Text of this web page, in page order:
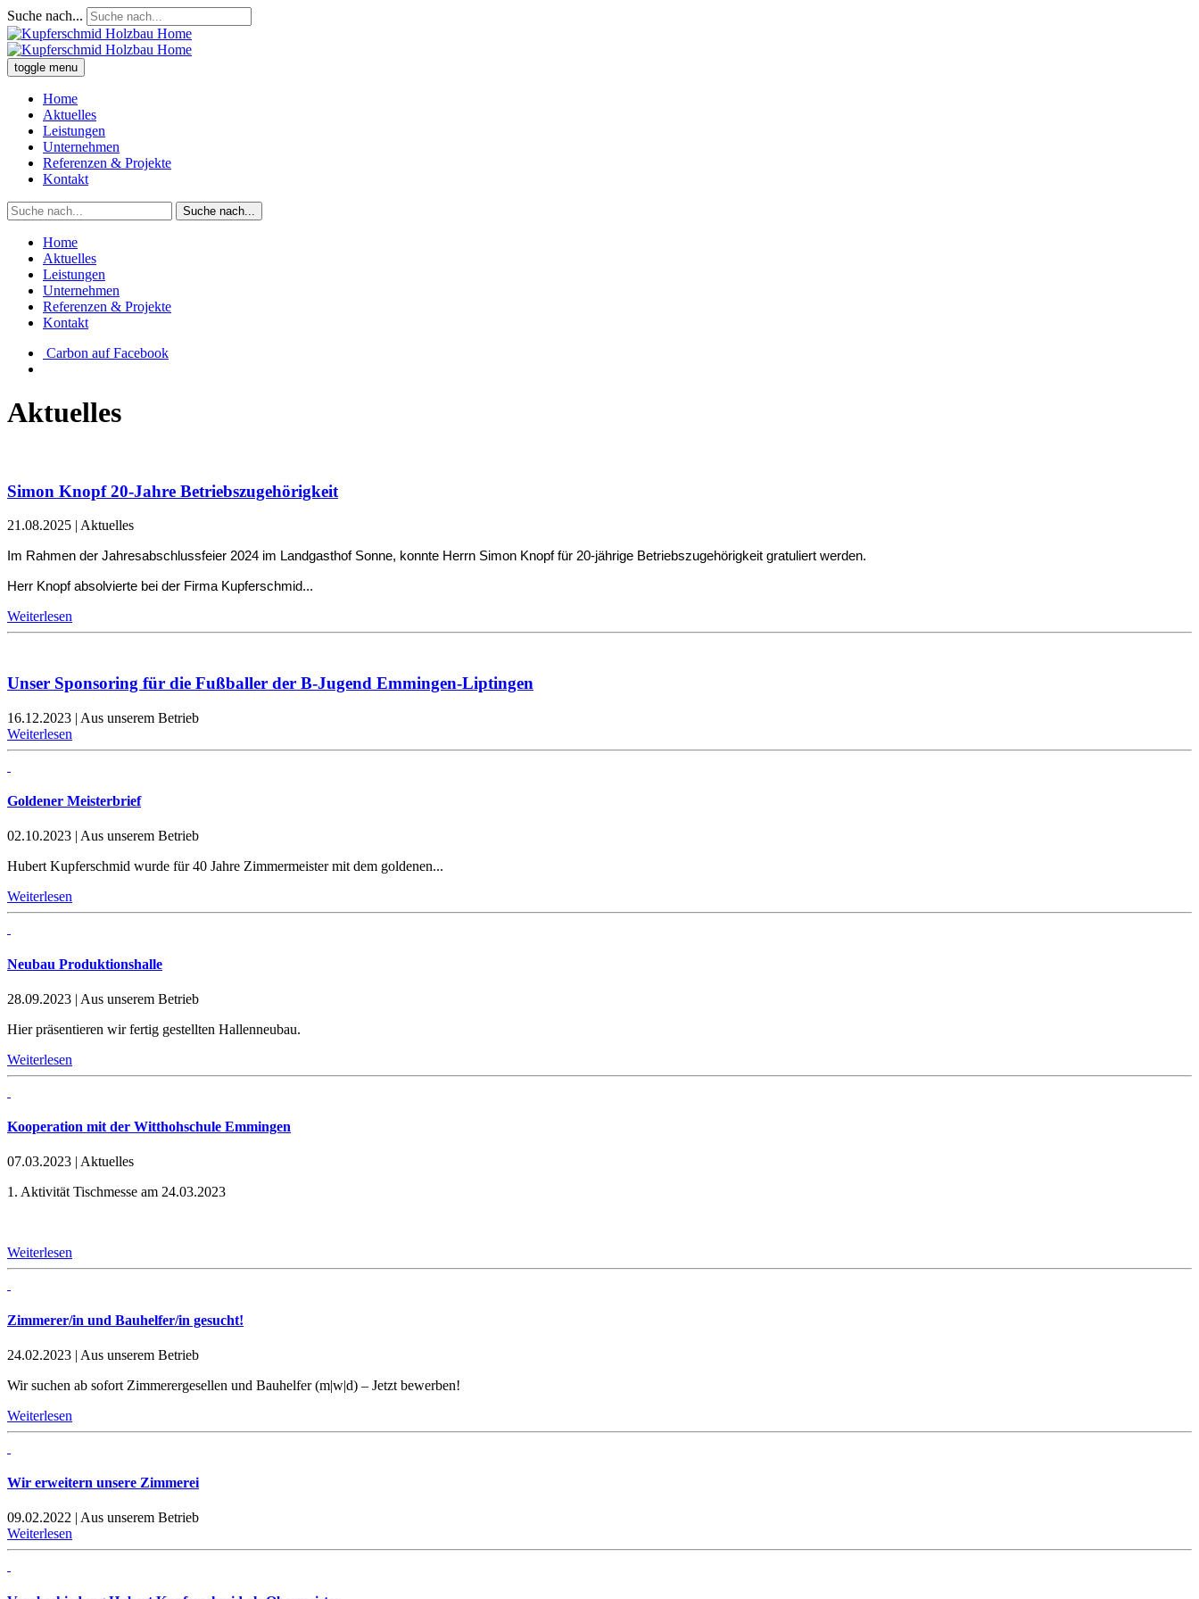
Suche nach...
toggle menu
Home
Aktuelles
Leistungen
Unternehmen
Referenzen & Projekte
Kontakt
Suche nach...
Home
Aktuelles
Leistungen
Unternehmen
Referenzen & Projekte
Kontakt
Carbon auf Facebook
Aktuelles
Simon Knopf 20-Jahre Betriebszugehörigkeit
21.08.2025 | Aktuelles
Im Rahmen der Jahresabschlussfeier 2024 im Landgasthof Sonne, konnte Herrn Simon Knopf für 20-jährige Betriebszugehörigkeit gratuliert werden.
Herr Knopf absolvierte bei der Firma Kupferschmid...
Weiterlesen
Unser Sponsoring für die Fußballer der B-Jugend Emmingen-Liptingen
16.12.2023 | Aus unserem Betrieb
Weiterlesen
Goldener Meisterbrief
02.10.2023 | Aus unserem Betrieb
Hubert Kupferschmid wurde für 40 Jahre Zimmermeister mit dem goldenen...
Weiterlesen
Neubau Produktionshalle
28.09.2023 | Aus unserem Betrieb
Hier präsentieren wir fertig gestellten Hallenneubau.
Weiterlesen
Kooperation mit der Witthohschule Emmingen
07.03.2023 | Aktuelles
1. Aktivität Tischmesse am 24.03.2023
Weiterlesen
Zimmerer/in und Bauhelfer/in gesucht!
24.02.2023 | Aus unserem Betrieb
Wir suchen ab sofort Zimmerergesellen und Bauhelfer (m|w|d) – Jetzt bewerben!
Weiterlesen
Wir erweitern unsere Zimmerei
09.02.2022 | Aus unserem Betrieb
Weiterlesen